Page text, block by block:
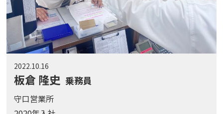
2022.10.16
板倉 隆史 乗務員
守口営業所